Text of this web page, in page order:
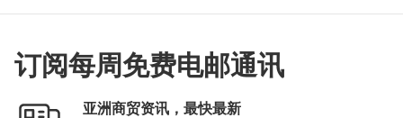
订阅每周免费电邮通讯
亚洲商贸资讯，最快最新